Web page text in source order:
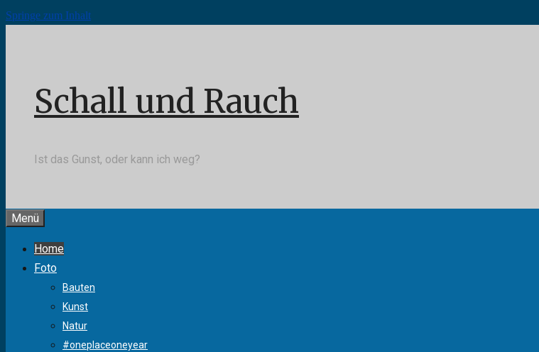
Springe zum Inhalt
Schall und Rauch
Ist das Gunst, oder kann ich weg?
Menü
Home
Foto
Bauten
Kunst
Natur
#oneplaceoneyear